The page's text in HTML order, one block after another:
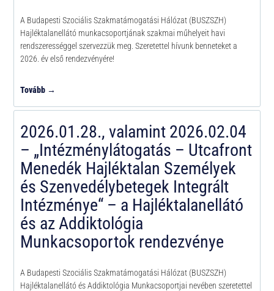
A Budapesti Szociális Szakmatámogatási Hálózat (BUSZSZH)
Hajléktalanellátó munkacsoportjának szakmai műhelyeit havi
rendszerességgel szervezzük meg. Szeretettel hívunk benneteket a
2026. év első rendezvényére!
Tovább →
2026.01.28., valamint 2026.02.04
– „Intézménylátogatás – Utcafront
Menedék Hajléktalan Személyek
és Szenvedélybetegek Integrált
Intézménye“ – a Hajléktalanellátó
és az Addiktológia
Munkacsoportok rendezvénye
A Budapesti Szociális Szakmatámogatási Hálózat (BUSZSZH)
Hajléktalanellátó és Addiktológia Munkacsoportjai nevében szeretettel